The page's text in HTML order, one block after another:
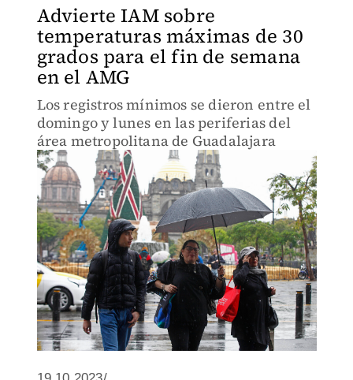
Advierte IAM sobre
temperaturas máximas de 30
grados para el fin de semana
en el AMG
Los registros mínimos se dieron entre el
domingo y lunes en las periferias del
área metropolitana de Guadalajara